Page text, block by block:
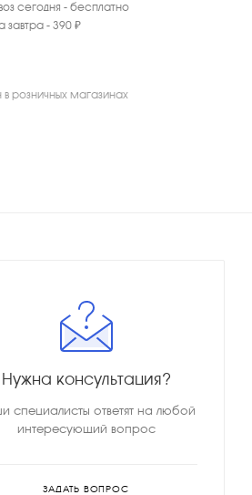
сегодня - бесплатно
завтра - 390 ₽
в розничных магазинах
Нужна консультация?
специалисты ответят на любой
интересующий вопрос
ЗАДАТЬ ВОПРОС